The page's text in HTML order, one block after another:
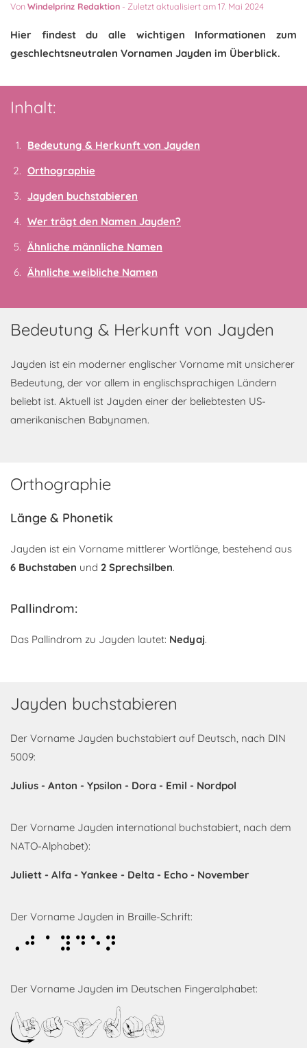
VonWindelprinz Redaktion - Zuletzt aktualisiert am 17. Mai 2024
Hier findest du alle wichtigen Informationen zum
geschlechtsneutralen Vornamen Jayden im Überblick.
Inhalt:
Bedeutung & Herkunft von Jayden
Orthographie
Jayden buchstabieren
Wer trägt den Namen Jayden?
Ähnliche männliche Namen
Ähnliche weibliche Namen
Bedeutung & Herkunft von Jayden
Jayden ist ein moderner englischer Vorname mit unsicherer
Bedeutung, der vor allem in englischsprachigen Ländern
beliebt ist. Aktuell ist Jayden einer der beliebtesten US-
amerikanischen Babynamen.
Orthographie
Länge & Phonetik
Jayden ist ein Vorname mittlerer Wortlänge, bestehend aus
6 Buchstaben und 2 Sprechsilben.
Pallindrom:
Das Pallindrom zu Jayden lautet: Nedyaj.
Jayden buchstabieren
Der Vorname Jayden buchstabiert auf Deutsch, nach DIN
5009:
Julius - Anton - Ypsilon - Dora - Emil - Nordpol
Der Vorname Jayden international buchstabiert, nach dem
NATO-Alphabet):
Juliett - Alfa - Yankee - Delta - Echo - November
Der Vorname Jayden in Braille-Schrift:
Jayden
Der Vorname Jayden im Deutschen Fingeralphabet:
Jayden